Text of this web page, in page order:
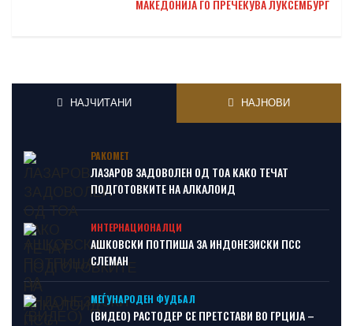
МАКЕДОНИЈА ГО ПРЕЧЕКУВА ЛУКСЕМБУРГ
НАЈЧИТАНИ НАЈНОВИ
РАКОМЕТ
ЛАЗАРОВ ЗАДОВОЛЕН ОД ТОА КАКО ТЕЧАТ
ПОДГОТОВКИТЕ НА АЛКАЛОИД
ИНТЕРНАЦИОНАЛЦИ
АШКОВСКИ ПОТПИША ЗА ИНДОНЕЗИСКИ ПСС
СЛЕМАН
МЕЃУНАРОДЕН ФУДБАЛ
(ВИДЕО) РАСТОДЕР СЕ ПРЕТСТАВИ ВО ГРЦИЈА –